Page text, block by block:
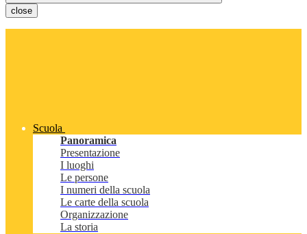
close
Scuola
Panoramica
Presentazione
I luoghi
Le persone
I numeri della scuola
Le carte della scuola
Organizzazione
La storia